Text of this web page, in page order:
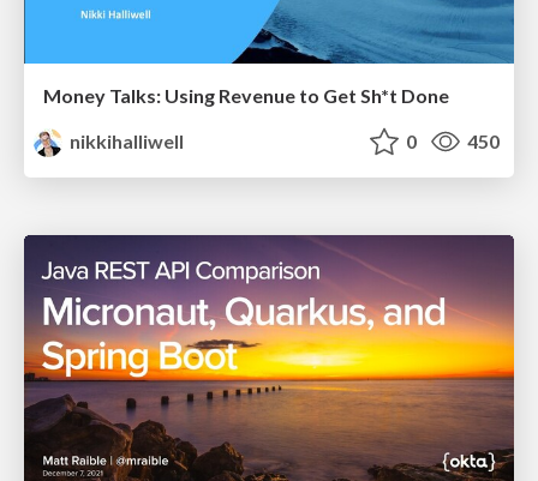
Money Talks: Using Revenue to Get Sh*t Done
nikkihalliwell
0 450